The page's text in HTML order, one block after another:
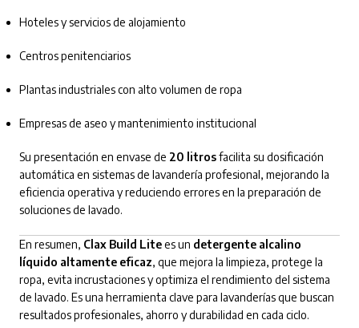
Hoteles y servicios de alojamiento
Centros penitenciarios
Plantas industriales con alto volumen de ropa
Empresas de aseo y mantenimiento institucional
Su presentación en envase de 20 litrosfacilita su dosificación
automática en sistemas de lavandería profesional, mejorando la
eficiencia operativa y reduciendo errores en la preparación de
soluciones de lavado.
En resumen, Clax Build Litees un detergente alcalino
líquido altamente eficaz, que mejora la limpieza, protege la
ropa, evita incrustaciones y optimiza el rendimiento del sistema
de lavado. Es una herramienta clave para lavanderías que buscan
resultados profesionales, ahorro y durabilidad en cada ciclo.